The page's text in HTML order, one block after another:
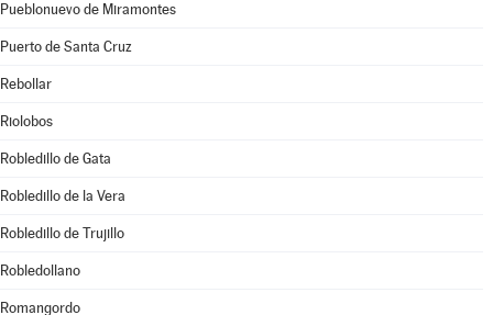
Pueblonuevo de Miramontes
Puerto de Santa Cruz
Rebollar
Riolobos
Robledillo de Gata
Robledillo de la Vera
Robledillo de Trujillo
Robledollano
Romangordo